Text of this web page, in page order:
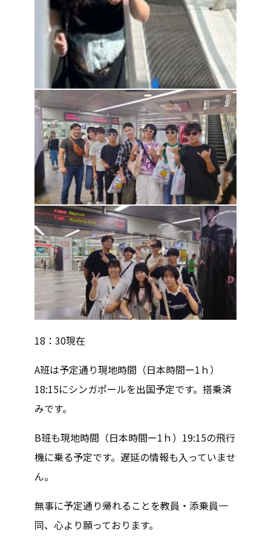
18：30現在
A班は予定通り現地時間（日本時間ー1ｈ）
18:15にシンガポールを出国予定です。搭乗済
みです。
B班も現地時間（日本時間ー1ｈ）19:15の飛行
機に乗る予定です。遅延の情報も入っていませ
ん。
無事に予定通り帰れることを教員・添乗員一
同、心より願っております。